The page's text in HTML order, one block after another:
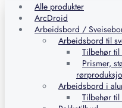
Alle produkter
ArcDroid
Arbeidsbord /
Arbeidsbord til
Tilbehør
Prismer,
Arbeidsbord i
Tilbehør